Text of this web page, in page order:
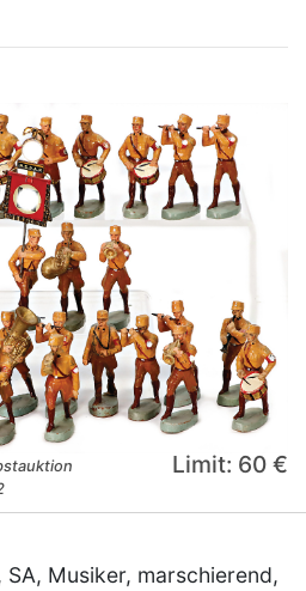
Limit: 60 €
Musiker, marschierend,